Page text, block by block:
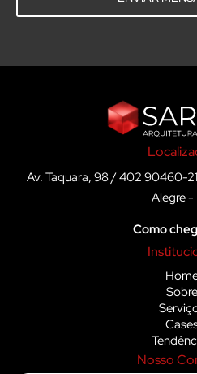
Av. Taquara, 98 / 402 90460-
Alegre -
Como
Sobre
Nosso